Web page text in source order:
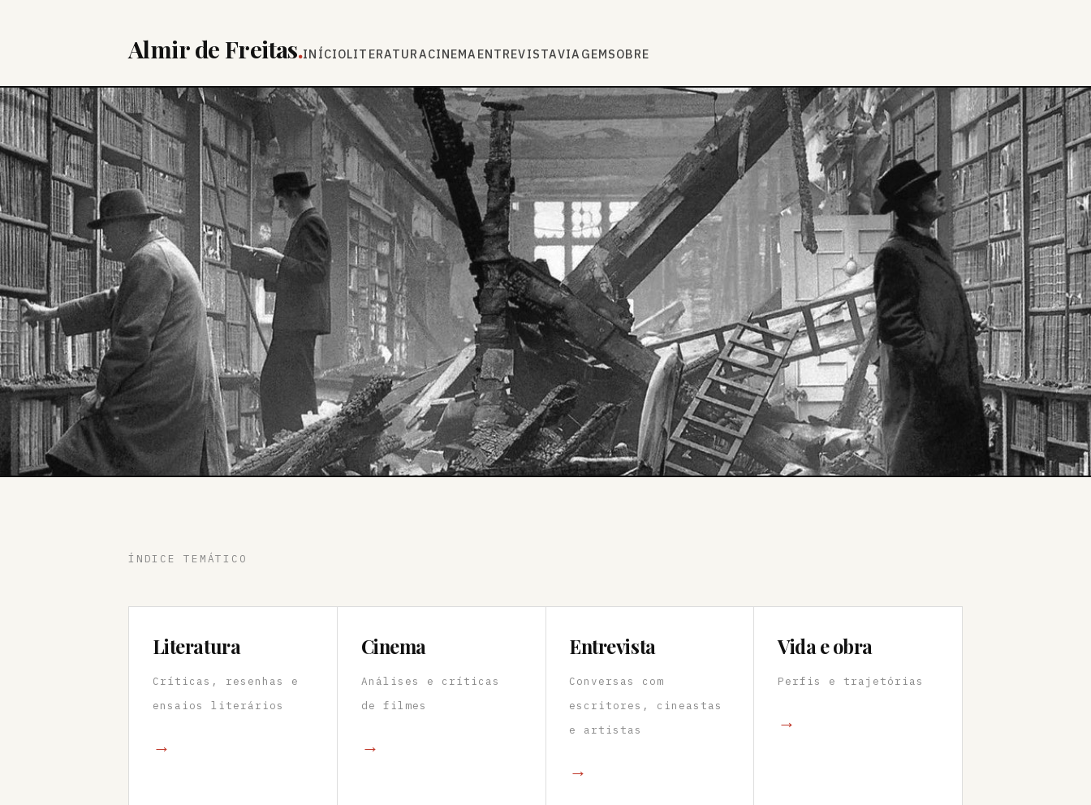
Almir de Freitas.INÍCIOLITERATURACINEMA ENTREVISTAVIAGEMSOBRE
ÍNDICE TEMÁTICO
Literatura
Críticas, resenhas e
ensaios literários
→
Cinema
Análises e críticas
de filmes
→
Entrevista
Conversas com
escritores, cineastas
e artistas
→
Vida e obra
Perfis e trajetórias
→